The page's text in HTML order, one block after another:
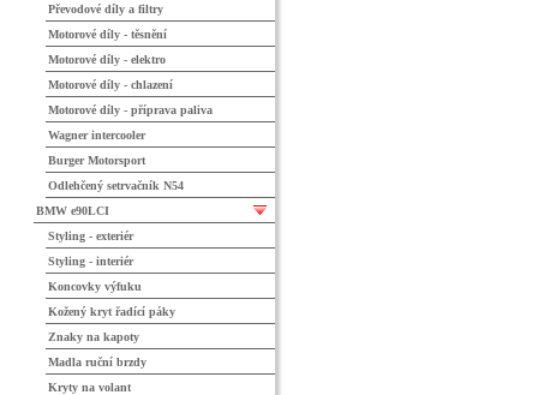
Převodové díly a filtry
Motorové díly - těsnění
Motorové díly - elektro
Motorové díly - chlazení
Motorové díly - příprava paliva
Wagner intercooler
Burger Motorsport
Odlehčený setrvačník N54
BMW e90LCI
Styling - exteriér
Styling - interiér
Koncovky výfuku
Kožený kryt řadící páky
Znaky na kapoty
Madla ruční brzdy
Kryty na volant